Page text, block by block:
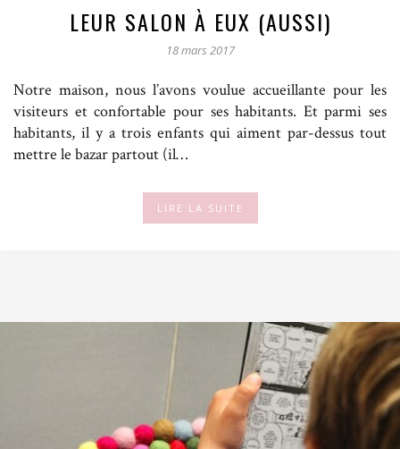
LEUR SALON À EUX (AUSSI)
18 mars 2017
Notre maison, nous l’avons voulue accueillante pour les
visiteurs et confortable pour ses habitants. Et parmi ses
habitants, il y a trois enfants qui aiment par-dessus tout
mettre le bazar partout (il…
LIRE LA SUITE